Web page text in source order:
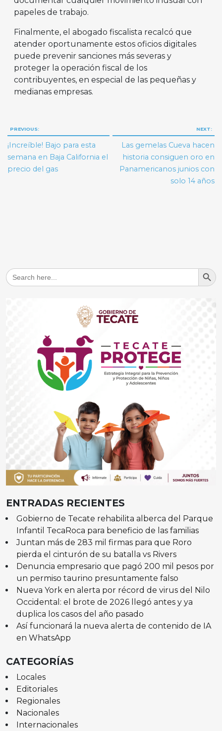
papeles de trabajo.
Finalmente, el abogado fiscalista recalcó que
atender oportunamente estos oficios digitales
puede prevenir sanciones más severas y
proteger la operación fiscal de los
contribuyentes, en especial de las pequeñas y
medianas empresas.
Navegación
de
entradas
PREVIOUS:
¡Increíble! Bajo para esta
semana en Baja California el
precio del gas
NEXT:
Las gemelas Cueva hacen
historia consiguen oro en
Panamericanos junios con
solo 14 años
Search
for:
Search
ENTRADAS RECIENTES
Gobierno de Tecate rehabilita alberca del Parque
Infantil TecaRoca para beneficio de las familias
Juntan más de 283 mil firmas para que Roro
pierda el cinturón de su batalla vs Rivers
Denuncia empresario que pagó 200 mil pesos por
un permiso taurino presuntamente falso
Nueva York en alerta por récord de virus del Nilo
Occidental: el brote de 2026 llegó antes y ya
duplica los casos del año pasado
Así funcionará la nueva alerta de contenido de IA
en WhatsApp
CATEGORÍAS
Locales
Editoriales
Regionales
Nacionales
Internacionales